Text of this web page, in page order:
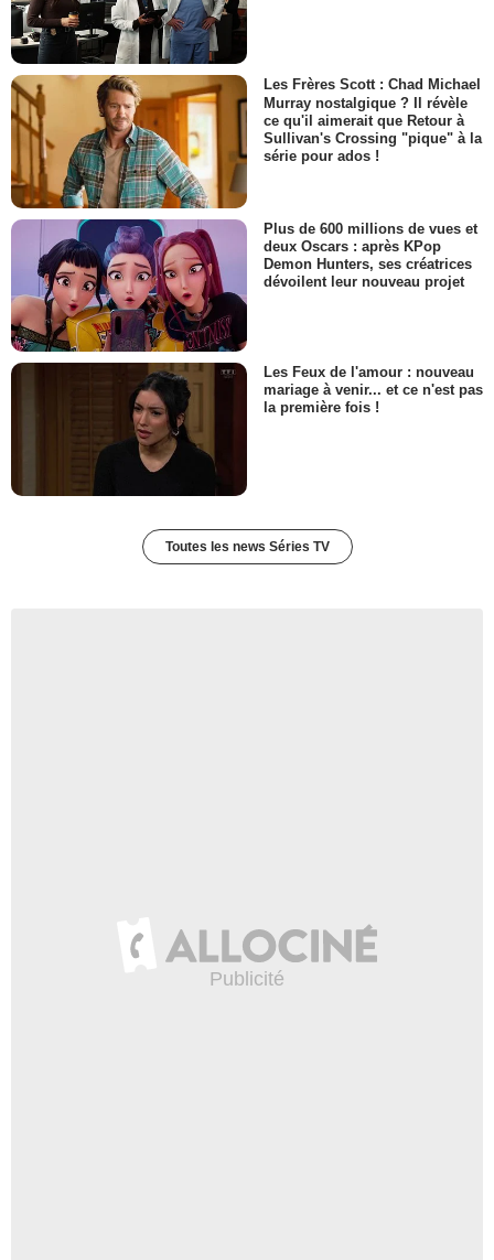
Les Frères Scott : Chad Michael
Murray nostalgique ? Il révèle
ce qu'il aimerait que Retour à
Sullivan's Crossing "pique" à la
série pour ados !
Plus de 600 millions de vues et
deux Oscars : après KPop
Demon Hunters, ses créatrices
dévoilent leur nouveau projet
Les Feux de l'amour : nouveau
mariage à venir... et ce n'est pas
la première fois !
Toutes les news Séries TV